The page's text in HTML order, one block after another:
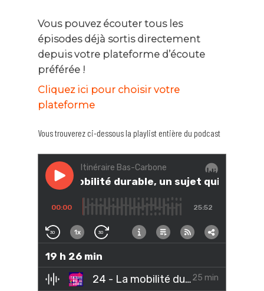
Vous pouvez écouter tous les
épisodes déjà sortis directement
depuis votre plateforme d’écoute
préférée !
Cliquez ici pour choisir votre
plateforme
Vous trouverez ci-dessous la playlist entière du podcast